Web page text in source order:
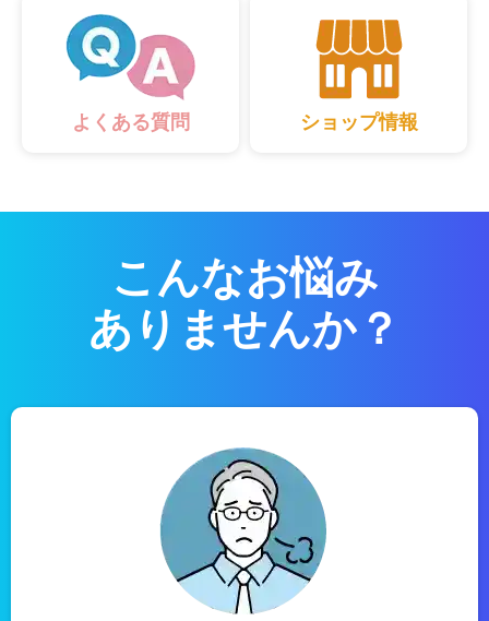
よくある質問 ショップ情報
こんなお悩み
ありませんか？